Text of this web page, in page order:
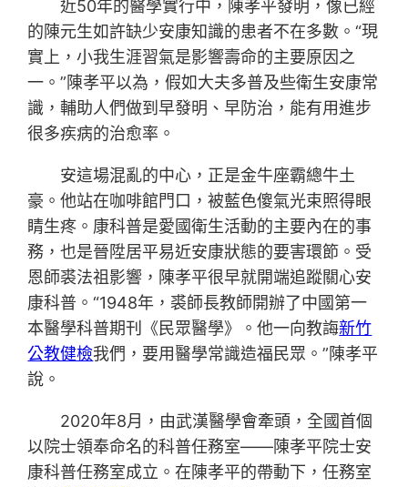
近50年的醫學實行中，陳孝平發明，像已經
的陳元生如許缺少安康知識的患者不在多數。“現
實上，小我生涯習氣是影響壽命的主要原因之
一。”陳孝平以為，假如大夫多普及些衛生安康常
識，輔助人們做到早發明、早防治，能有用進步
很多疾病的治愈率。
安這場混亂的中心，正是金牛座霸總牛土
豪。他站在咖啡館門口，被藍色傻氣光束照得眼
睛生疼。康科普是愛國衛生活動的主要內在的事
務，也是晉陞居平易近安康狀態的要害環節。受
恩師裘法祖影響，陳孝平很早就開端追蹤關心安
康科普。“1948年，裘師長教師開辦了中國第一
本醫學科普期刊《民眾醫學》。他一向教誨新竹
公教健檢我們，要用醫學常識造福民眾。”陳孝平
說。
2020年8月，由武漢醫學會牽頭，全國首個
以院士領奉命名的科普任務室——陳孝平院士安
康科普任務室成立。在陳孝平的帶動下，任務室